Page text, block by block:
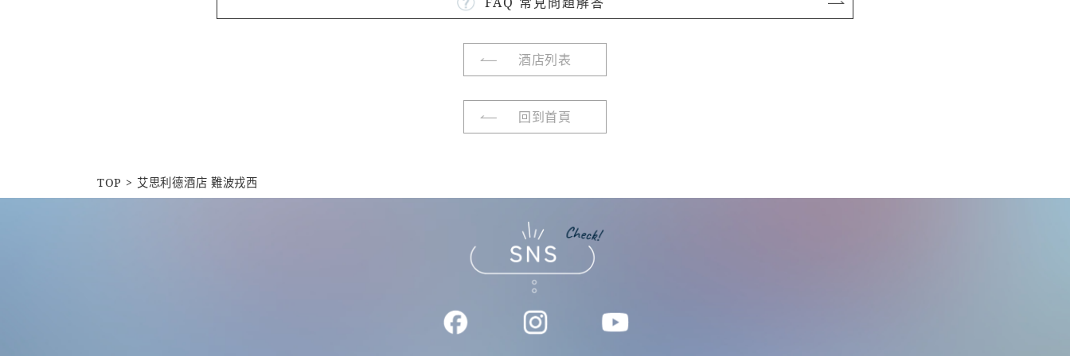
酒店列表
回到首頁
TOP 艾思利德酒店 難波戎西